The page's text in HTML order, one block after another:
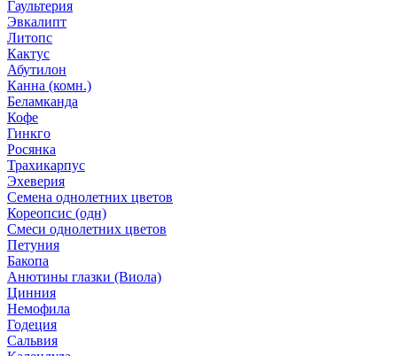
Гаультерия
Эвкалипт
Литопс
Кактус
Абутилон
Канна (комн.)
Беламканда
Кофе
Гинкго
Росянка
Трахикарпус
Эхеверия
Семена однолетних цветов
Кореопсис (одн)
Смеси однолетних цветов
Петуния
Бакопа
Анютины глазки (Виола)
Цинния
Немофила
Годеция
Сальвия